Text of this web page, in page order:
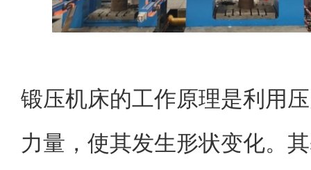
锻压机床的工作原理是利用
力量，使其发生形状变化。